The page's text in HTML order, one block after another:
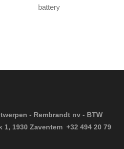
battery
- Rembrandt nv - BTW
1, 1930 Zaventem +32 494 20 79